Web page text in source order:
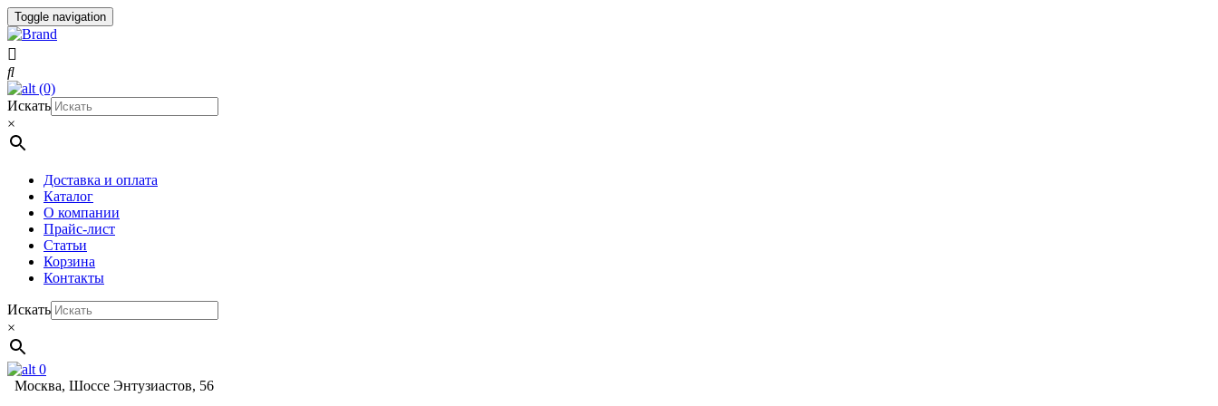
Toggle navigation
(0)
Искать
×
Доставка и оплата
Каталог
О компании
Прайс-лист
Статьи
Корзина
Контакты
Искать
×
0
Москва, Шоссе Энтузиастов, 56